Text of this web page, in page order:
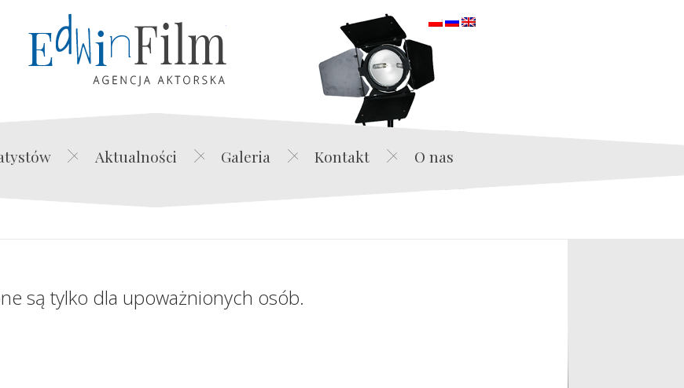
Edwin Film Agencja Aktorska
Aktualności Galeria Kontakt O nas
są tylko dla upoważnionych osób.